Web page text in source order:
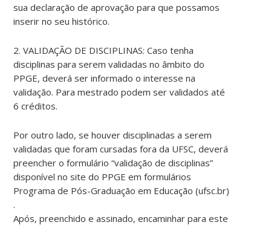
sua declaração de aprovação para que possamos
inserir no seu histórico.
2. VALIDAÇÃO DE DISCIPLINAS: Caso tenha
disciplinas para serem validadas no âmbito do
PPGE, deverá ser informado o interesse na
validação. Para mestrado podem ser validados até
6 créditos.
Por outro lado, se houver disciplinadas a serem
validadas que foram cursadas fora da UFSC, deverá
preencher o formulário “validação de disciplinas”
disponível no site do PPGE em formulários
Programa de Pós-Graduação em Educação (ufsc.br)
.
Após, preenchido e assinado, encaminhar para este